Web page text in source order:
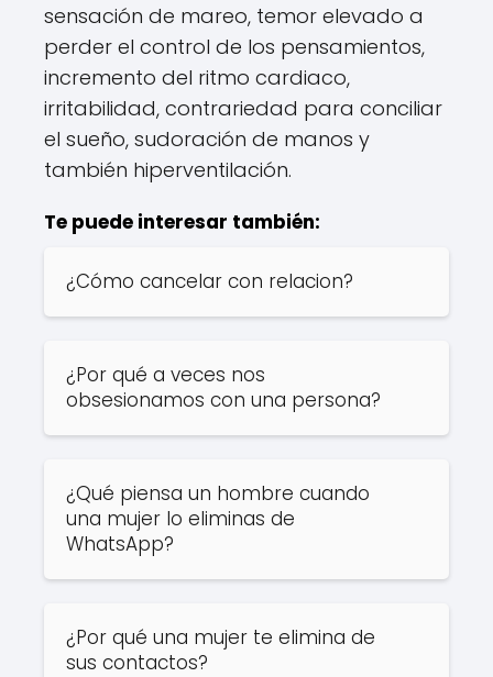
sensación de mareo, temor elevado a
perder el control de los pensamientos,
incremento del ritmo cardiaco,
irritabilidad, contrariedad para conciliar
el sueño, sudoración de manos y
también hiperventilación.
Te puede interesar también:
¿Cómo cancelar con relacion?
¿Por qué a veces nos
obsesionamos con una persona?
¿Qué piensa un hombre cuando
una mujer lo eliminas de
WhatsApp?
¿Por qué una mujer te elimina de
sus contactos?